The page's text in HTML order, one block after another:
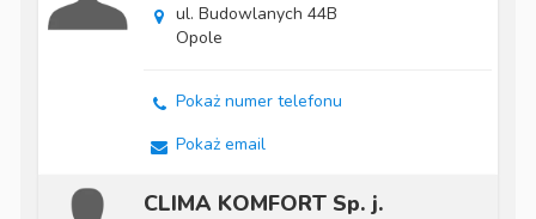
ul. Budowlanych 44B
Opole
Pokaż numer telefonu
Pokaż email
CLIMA KOMFORT Sp. j.